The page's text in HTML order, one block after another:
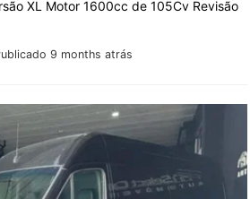
9 months atrás
XL Motor 1600cc de 105Cv Revisão